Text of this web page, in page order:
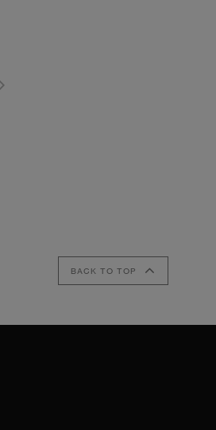
BACK TO TOP